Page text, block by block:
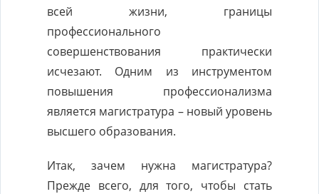
всей жизни, границы
профессионального
совершенствования практически
исчезают. Одним из инструментом
повышения профессионализма
является магистратура – новый уровень
высшего образования.
Итак, зачем нужна магистратура?
Прежде всего, для того, чтобы стать